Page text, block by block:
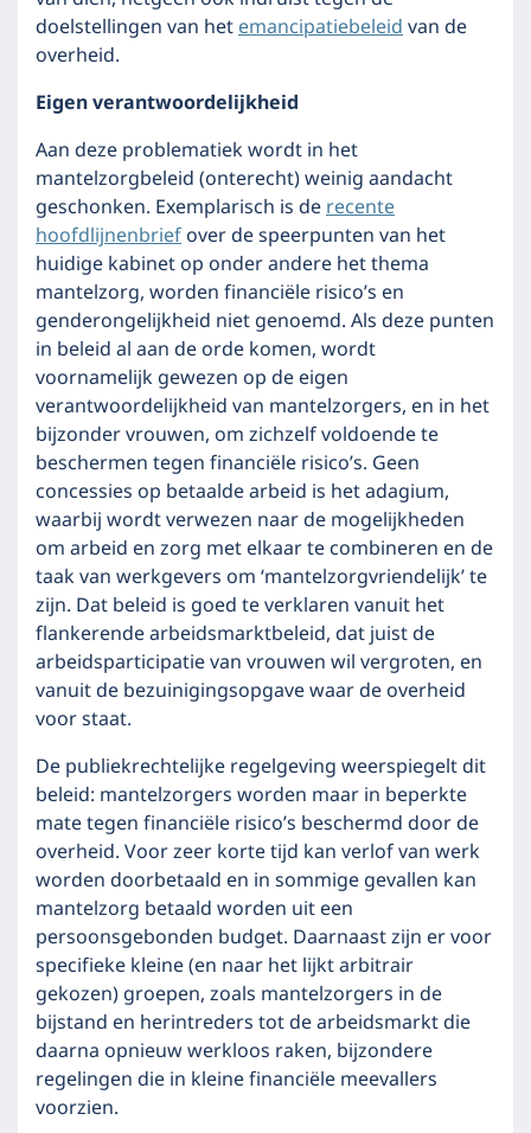
doelstellingen van hetemancipatiebeleidvan de
overheid.
Eigen verantwoordelijkheid
Aan deze problematiek wordt in het
mantelzorgbeleid (onterecht) weinig aandacht
geschonken. Exemplarisch is derecente
hoofdlijnenbriefover de speerpunten van het
huidige kabinet op onder andere het thema
mantelzorg, worden financiële risico’s en
genderongelijkheid niet genoemd. Als deze punten
in beleid al aan de orde komen, wordt
voornamelijk gewezen op de eigen
verantwoordelijkheid van mantelzorgers, en in het
bijzonder vrouwen, om zichzelf voldoende te
beschermen tegen financiële risico’s. Geen
concessies op betaalde arbeid is het adagium,
waarbij wordt verwezen naar de mogelijkheden
om arbeid en zorg met elkaar te combineren en de
taak van werkgevers om ‘mantelzorgvriendelijk’ te
zijn. Dat beleid is goed te verklaren vanuit het
flankerende arbeidsmarktbeleid, dat juist de
arbeidsparticipatie van vrouwen wil vergroten, en
vanuit de bezuinigingsopgave waar de overheid
voor staat.
De publiekrechtelijke regelgeving weerspiegelt dit
beleid: mantelzorgers worden maar in beperkte
mate tegen financiële risico’s beschermd door de
overheid. Voor zeer korte tijd kan verlof van werk
worden doorbetaald en in sommige gevallen kan
mantelzorg betaald worden uit een
persoonsgebonden budget. Daarnaast zijn er voor
specifieke kleine (en naar het lijkt arbitrair
gekozen) groepen, zoals mantelzorgers in de
bijstand en herintreders tot de arbeidsmarkt die
daarna opnieuw werkloos raken, bijzondere
regelingen die in kleine financiële meevallers
voorzien.